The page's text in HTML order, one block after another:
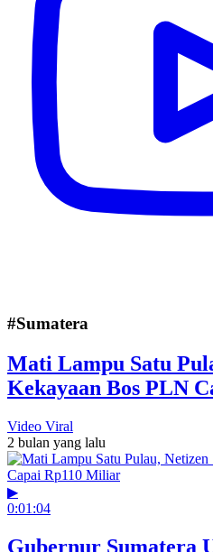
#Sumatera
Mati Lampu Satu
Kekayaan Bos PLN
Video Viral
2 bulan yang lalu
▶
0:01:04
Gubernur Sumatera